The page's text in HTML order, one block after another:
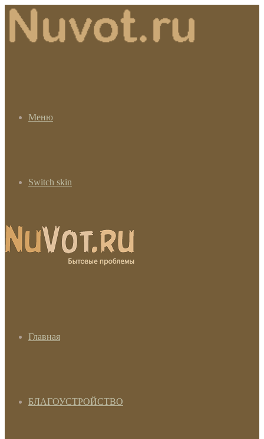
Меню
Switch skin
Главная
БЛАГОУСТРОЙСТВО